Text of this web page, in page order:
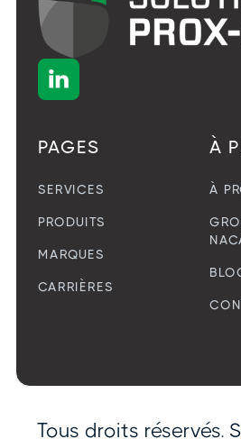

PAGES
SERVICES
PRODUITS
MARQUES
CARRIÈRES
À
À
Tous droits réservés.